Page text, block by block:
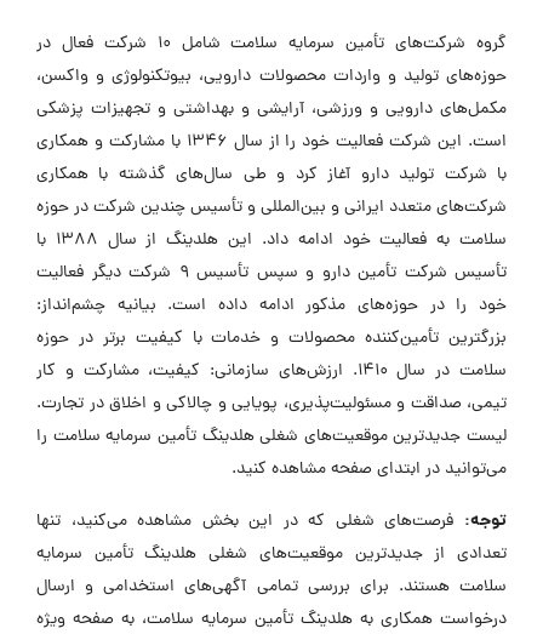
گروه شرکت‌های تأمین سرمایه سلامت شامل 10 شرکت فعال در
حوزه‌های تولید و واردات محصولات دارویی، بیوتکنولوژی و واکسن،
مکمل‌های دارویی و ورزشی، آرایشی و بهداشتی و تجهیزات پزشکی
است. این شرکت فعالیت خود را از سال 1346 با مشارکت و همکاری
با شرکت تولید دارو آغاز کرد و طی سال‌های گذشته با همکاری
شرکت‌های متعدد ایرانی و بین‌المللی و تأسیس چندین شرکت در حوزه
سلامت به فعالیت خود ادامه داد. این هلدینگ از سال 1388 با
تأسیس شرکت تأمین دارو و سپس تأسیس 9 شرکت دیگر فعالیت
خود را در حوزه‌های مذکور ادامه داده است. بیانیه چشم‌انداز:
بزرگترین تأمین‌کننده محصولات و خدمات با کیفیت برتر در حوزه
سلامت در سال 1410. ارزش‌های سازمانی: کیفیت، مشارکت و کار
تیمی، صداقت و مسئولیت‌پذیری، پویایی و چالاکی و اخلاق در تجارت.
لیست جدیدترین موقعیت‌های شغلی هلدینگ تأمین سرمایه سلامت را
می‌توانید در ابتدای صفحه مشاهده کنید.
توجه: فرصت‌های شغلی که در این بخش مشاهده می‌کنید، تنها
تعدادی از جدیدترین موقعیت‌های شغلی هلدینگ تأمین سرمایه
سلامت هستند. برای بررسی تمامی آگهی‌های استخدامی و ارسال
درخواست همکاری به هلدینگ تأمین سرمایه سلامت، به صفحه ویژه